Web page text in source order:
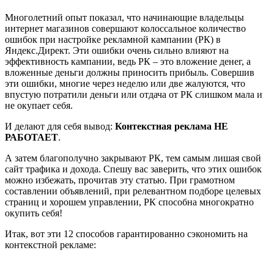
Многолетний опыт показал, что начинающие владельцы
интернет магазинов совершают колоссальное количество
ошибок при настройке рекламной кампании (РК) в
Яндекс.Директ. Эти ошибки очень сильно влияют на
эффективность кампании, ведь РК – это вложение денег, а
вложенные деньги должны приносить прибыль. Совершив
эти ошибки, многие через неделю или две жалуются, что
впустую потратили деньги или отдача от РК слишком мала и
не окупает себя.
И делают для себя вывод: Контекстная реклама НЕ
РАБОТАЕТ.
А затем благополучно закрывают РК, тем самым лишая свой
сайт трафика и дохода. Спешу вас заверить, что этих ошибок
можно избежать, прочитав эту статью. При грамотном
составлении объявлений, при релевантном подборе целевых
страниц и хорошем управлении, РК способна многократно
окупить себя!
Итак, вот эти 12 способов гарантированно сэкономить на
контекстной рекламе: